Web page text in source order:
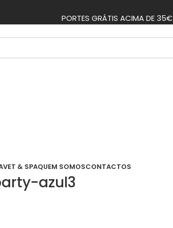
PORTES GRÁTIS ACIMA DE 35€
VET & SPAQUEM SOMOSCONTACTOS
azul3